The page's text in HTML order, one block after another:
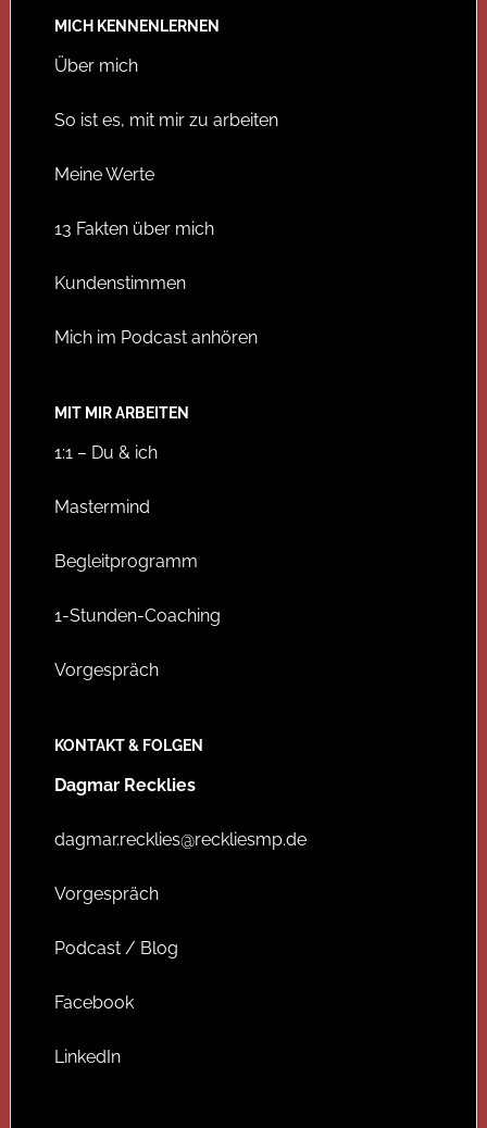
MICH KENNENLERNEN
Über mich
So ist es, mit mir zu arbeiten
Meine Werte
13 Fakten über mich
Kundenstimmen
Mich im Podcast anhören
MIT MIR ARBEITEN
1:1 – Du & ich
Mastermind
Begleitprogramm
1-Stunden-Coaching
Vorgespräch
KONTAKT & FOLGEN
Dagmar Recklies
dagmar.recklies@reckliesmp.de
Vorgespräch
Podcast / Blog
Facebook
LinkedIn